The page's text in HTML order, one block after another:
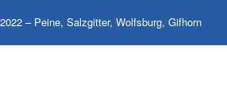
– Peine, Salzgitter, Wolfsburg, Gifhorn